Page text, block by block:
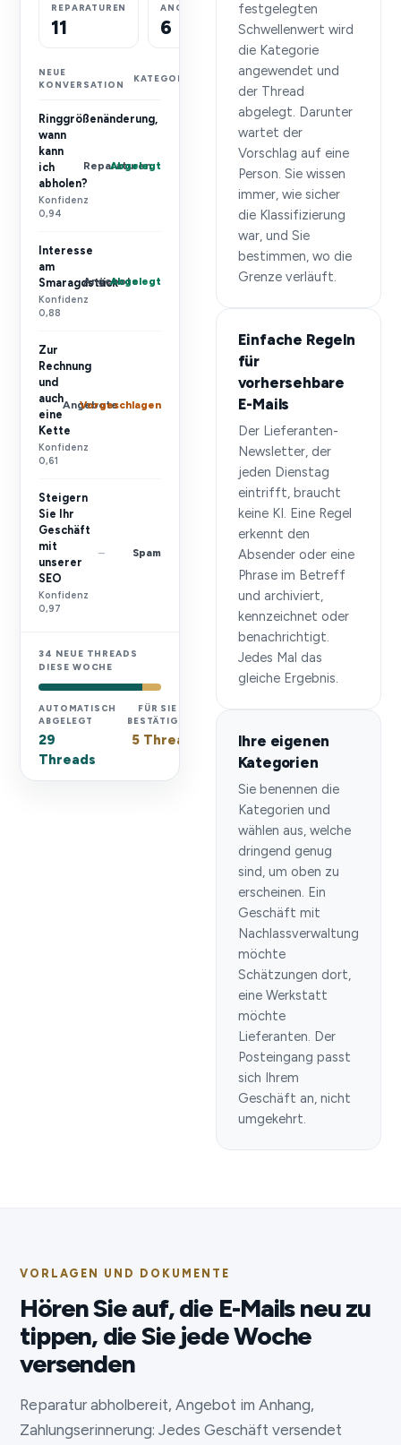
REPARATUREN
11
ANGEBOTE
6
BEWERTUNGEN
3
NEUE
KONVERSATION
KATEGORIE ERGEBNIS
Ringgrößenänderung,
wann
kann
ich
abholen?
Konfidenz
0,94
Reparaturen
Abgelegt
Interesse
am
Smaragdstück
Konfidenz
0,88
Angebote
Abgelegt
Zur
Rechnung
und
auch
eine
Kette
Konfidenz
0,61
Angebote
Vorgeschlagen
Steigern
Sie Ihr
Geschäft
mit
unserer
SEO
Konfidenz
0,97
– Spam
34 NEUE THREADS
DIESE WOCHE
AUTOMATISCH
ABGELEGT
29
Threads
FÜR SIE ZUR
BESTÄTIGUNG
5 Threads
festgelegten
Schwellenwert wird
die Kategorie
angewendet und
der Thread
abgelegt. Darunter
wartet der
Vorschlag auf eine
Person. Sie wissen
immer, wie sicher
die Klassifizierung
war, und Sie
bestimmen, wo die
Grenze verläuft.
Einfache Regeln
für
vorhersehbare
E-Mails
Der Lieferanten-
Newsletter, der
jeden Dienstag
eintrifft, braucht
keine KI. Eine Regel
erkennt den
Absender oder eine
Phrase im Betreff
und archiviert,
kennzeichnet oder
benachrichtigt.
Jedes Mal das
gleiche Ergebnis.
Ihre eigenen
Kategorien
Sie benennen die
Kategorien und
wählen aus, welche
dringend genug
sind, um oben zu
erscheinen. Ein
Geschäft mit
Nachlassverwaltung
möchte
Schätzungen dort,
eine Werkstatt
möchte
Lieferanten. Der
Posteingang passt
sich Ihrem
Geschäft an, nicht
umgekehrt.
VORLAGEN UND DOKUMENTE
Hören Sie auf, die E-Mails neu zu
tippen, die Sie jede Woche
versenden
Reparatur abholbereit, Angebot im Anhang,
Zahlungserinnerung: Jedes Geschäft versendet